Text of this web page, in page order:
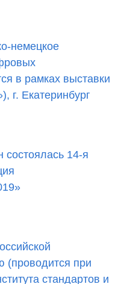
немецкое
в рамках выставки
г. Екатеринбург
состоялась 14-я
(проводится при
стандартов и